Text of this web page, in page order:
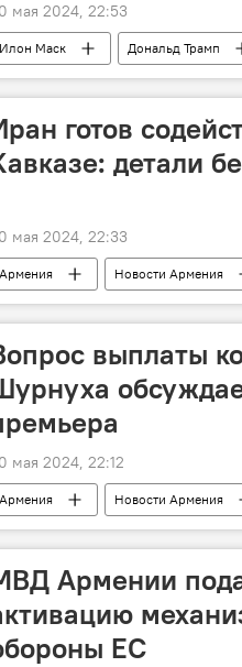
мая 2024, 22:53
Илон Маск Дональд Трамп
готов
детали
мая 2024, 22:33
Армения Новости Армения
выплаты
мая 2024, 22:12
Армения Новости Армения
Армении
ЕС